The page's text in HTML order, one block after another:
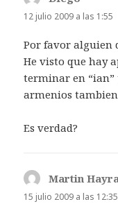
12 julio 2009 a las 1:55
Por favor alguien
He visto que hay
terminar en “ian”
armenios
Es verdad?
Martin
15 julio 2009 a las 12:35